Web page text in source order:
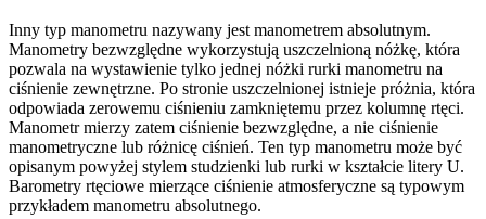
Inny typ manometru nazywany jest manometrem absolutnym.
Manometry bezwzględne wykorzystują uszczelnioną nóżkę, która
pozwala na wystawienie tylko jednej nóżki rurki manometru na
ciśnienie zewnętrzne. Po stronie uszczelnionej istnieje próżnia, która
odpowiada zerowemu ciśnieniu zamkniętemu przez kolumnę rtęci.
Manometr mierzy zatem ciśnienie bezwzględne, a nie ciśnienie
manometryczne lub różnicę ciśnień. Ten typ manometru może być
opisanym powyżej stylem studzienki lub rurki w kształcie litery U.
Barometry rtęciowe mierzące ciśnienie atmosferyczne są typowym
przykładem manometru absolutnego.